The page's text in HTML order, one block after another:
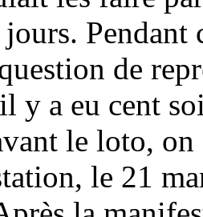
Pendant
de
y a eu cent
le loto,
le 21